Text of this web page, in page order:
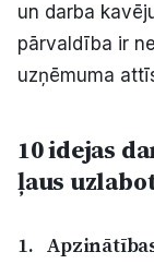
un darba
pārvaldība ir
uzņēmuma
10 idejas
ļaus
1.